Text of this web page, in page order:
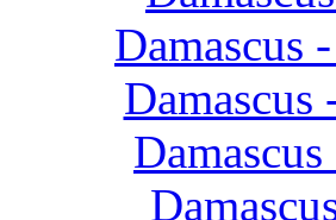
Damascus